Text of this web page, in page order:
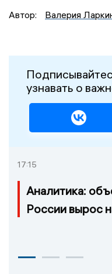
Автор:
Валерия
узнавать о
17:15
Аналитика:
России вырос